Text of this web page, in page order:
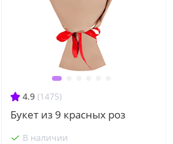
4.9 (1475)
Букет из 9 красных роз
В наличии